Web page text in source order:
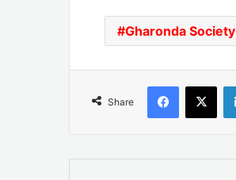
Gharonda Society
Share
Facebook
X